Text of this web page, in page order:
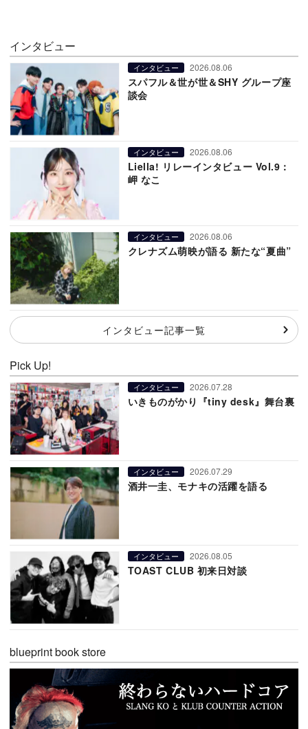
インタビュー
インタビュー 2026.08.06
スパフル＆世が世＆SHY グループ座
談会
インタビュー 2026.08.06
Liella! リレーインタビュー Vol.9：
岬 なこ
インタビュー 2026.08.06
クレナズム萌映が語る 新たな“夏曲”
インタビュー記事一覧
Pick Up!
インタビュー 2026.07.28
いきものがかり『tiny desk』舞台裏
インタビュー 2026.07.29
酒井一圭、モナキの活躍を語る
インタビュー 2026.08.05
TOAST CLUB 初来日対談
blueprint book store